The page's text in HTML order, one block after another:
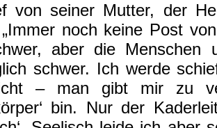
von seiner Mutter, der
noch keine Post
aber die Menschen
schwer. Ich werde
– man gibt mir zu
bin. Nur der